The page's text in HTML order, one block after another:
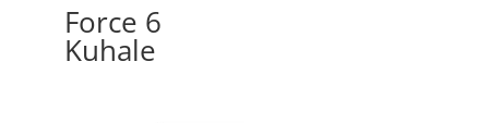
Force 6
Kuhale